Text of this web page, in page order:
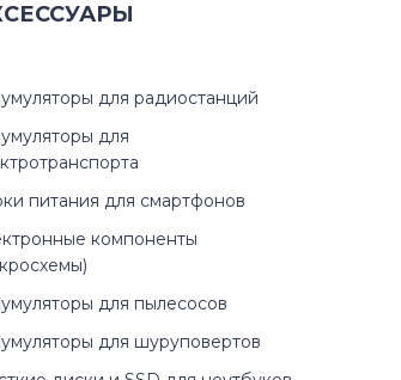
для радиостанций
для
питания для смартфонов
компоненты
для пылесосов
для шуруповертов